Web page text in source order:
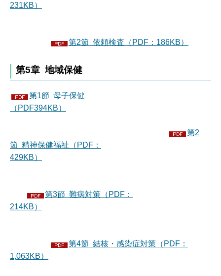
231KB）
第2節 依頼検査（PDF：186KB）
第5章 地域保健
第1節 母子保健
（PDF394KB）
第2
節 精神保健福祉（PDF：
429KB）
第3節 難病対策（PDF：
214KB）
第4節 結核・感染症対策（PDF：
1,063KB）